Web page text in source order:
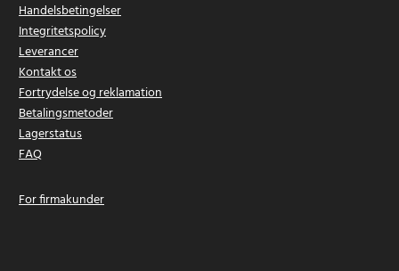
Handelsbetingelser
Integritetspolicy
Leverancer
Kontakt os
Fortrydelse og reklamation
Betalingsmetoder
Lagerstatus
FAQ
For firmakunder